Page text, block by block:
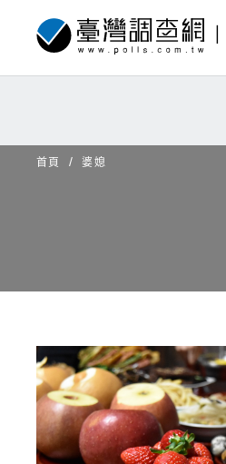
首頁 婆媳